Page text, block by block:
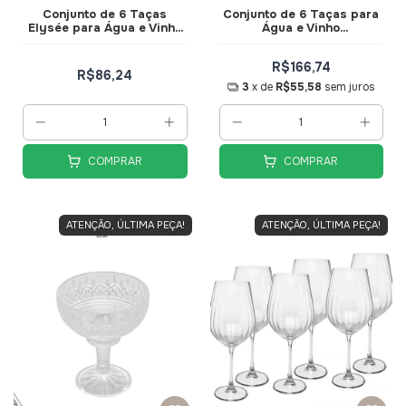
Conjunto de 6 Taças
Elysée para Água e Vinho
R$86,24
COMPRAR
Conjunto de 6 Taças para
Água e Vinho
TCVN010TR - Hauskraft
R$166,74
3 x de R$55,58 sem juros
COMPRAR
ATENÇÃO, ÚLTIMA PEÇA! ATENÇÃO, ÚLTIMA PEÇA!